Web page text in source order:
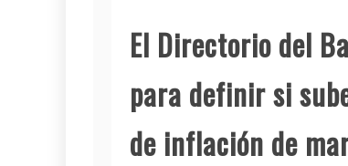
El Directorio del
para definir si
de inflación de